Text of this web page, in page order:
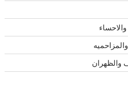
والظهران